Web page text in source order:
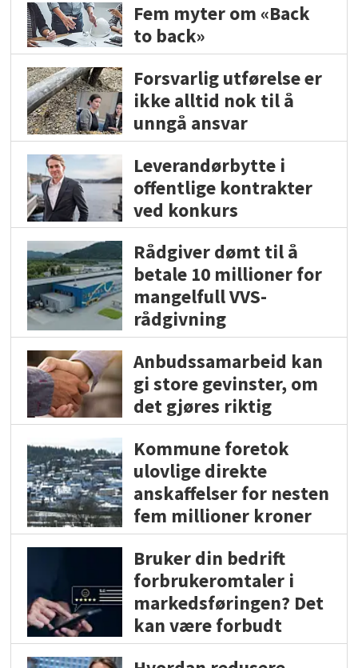
Fem myter om «Back
to back»
Forsvarlig utførelse er
ikke alltid nok til å
unngå ansvar
Leverandørbytte i
offentlige kontrakter
ved konkurs
Rådgiver dømt til å
betale 10 millioner for
mangelfull VVS-
rådgivning
Anbudssamarbeid kan
gi store gevinster, om
det gjøres riktig
Kommune foretok
ulovlige direkte
anskaffelser for nesten
fem millioner kroner
Bruker din bedrift
forbrukeromtaler i
markedsføringen? Det
kan være forbudt